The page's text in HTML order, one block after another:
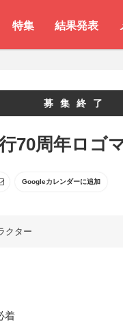
特集 結果発表
募集終了
70周年ロゴ
Googleカレンダーに追加
クター
着